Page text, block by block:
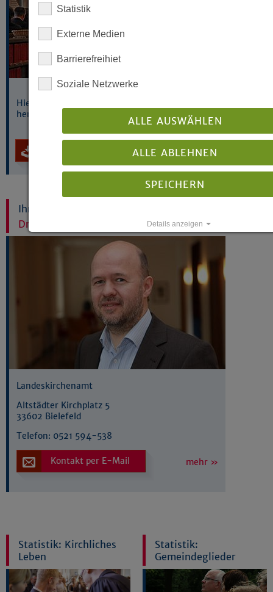
Hier können Sie den statistischen Jahresbericht 2025
herunterladen.
Ihr Ansprechpartner:
Dr. Peter Jacobebbinghaus
Landeskirchenamt
Altstädter Kirchplatz 5
33602 Bielefeld
Telefon: 0521 594-538
Kontakt per E-Mail mehr »
Statistik: Kirchliches
Leben
Statistik:
Gemeindeglieder
Statistik
Externe Medien
Barrierefreihiet
Soziale Netzwerke
ALLE AUSWÄHLEN
ALLE ABLEHNEN
SPEICHERN
Details anzeigen
Impressum